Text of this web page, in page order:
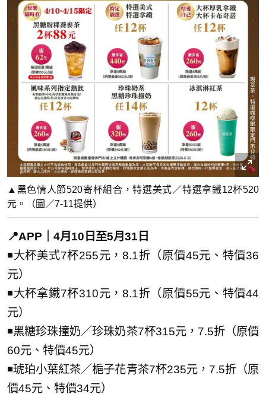
▲黑色情人節520寄杯組合，特選美式／特選拿鐵12杯520
元。（圖／7-11提供）
📍APP｜4月10日至5月31日
◾大杯美式7杯255元，8.1折（原價45元、特價36
元）
◾大杯拿鐵7杯310元，8.1折（原價55元、特價44
元）
◾黑糖珍珠撞奶／珍珠奶茶7杯315元，7.5折（原價
60元、特價45元）
◾琥珀小葉紅茶／梔子花青茶7杯235元，7.5折（原
價45元、特價34元）